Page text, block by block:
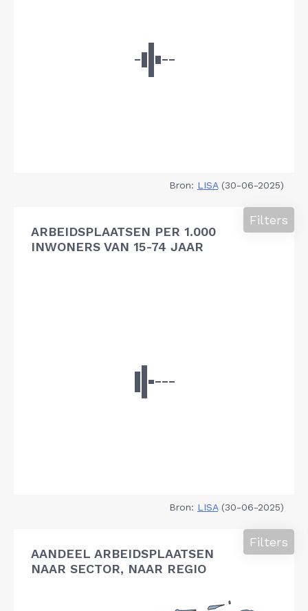
Bron: LISA(30-06-2025)
ARBEIDSPLAATSEN PER 1.000
INWONERS VAN 15-74 JAAR
Filters
Bron: LISA(30-06-2025)
AANDEEL ARBEIDSPLAATSEN
NAAR SECTOR, NAAR REGIO
Filters